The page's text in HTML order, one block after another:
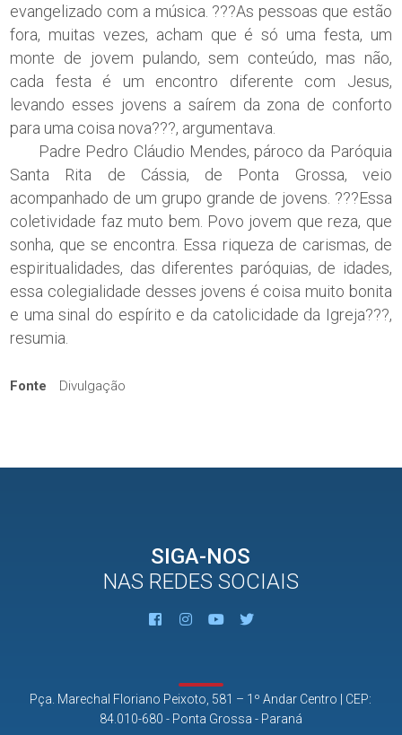
evangelizado com a música. ???As pessoas que estão
fora, muitas vezes, acham que é só uma festa, um
monte de jovem pulando, sem conteúdo, mas não,
cada festa é um encontro diferente com Jesus,
levando esses jovens a saírem da zona de conforto
para uma coisa nova???, argumentava.
Padre Pedro Cláudio Mendes, pároco da Paróquia
Santa Rita de Cássia, de Ponta Grossa, veio
acompanhado de um grupo grande de jovens. ???Essa
coletividade faz muto bem. Povo jovem que reza, que
sonha, que se encontra. Essa riqueza de carismas, de
espiritualidades, das diferentes paróquias, de idades,
essa colegialidade desses jovens é coisa muito bonita
e uma sinal do espírito e da catolicidade da Igreja???,
resumia.
Fonte Divulgação
SIGA-NOS
NAS REDES SOCIAIS
Pça. Marechal Floriano Peixoto, 581 – 1º Andar Centro | CEP:
84.010-680 - Ponta Grossa - Paraná